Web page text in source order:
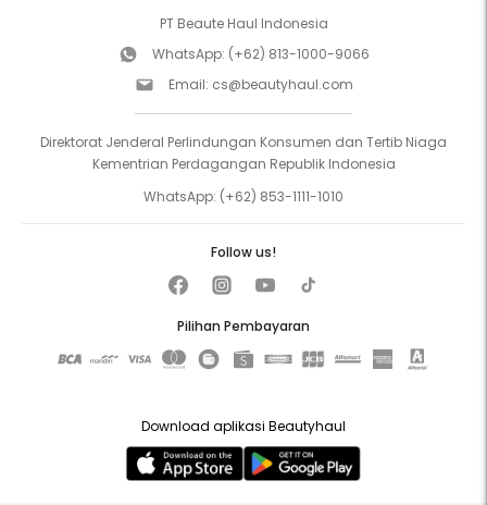
PT Beaute Haul Indonesia
WhatsApp: (+62) 813-1000-9066
Email: cs@beautyhaul.com
Direktorat Jenderal Perlindungan Konsumen dan Tertib Niaga
Kementrian Perdagangan Republik Indonesia
WhatsApp: (+62) 853-1111-1010
Pilihan Pembayaran
Follow us!
Download aplikasi Beautyhaul